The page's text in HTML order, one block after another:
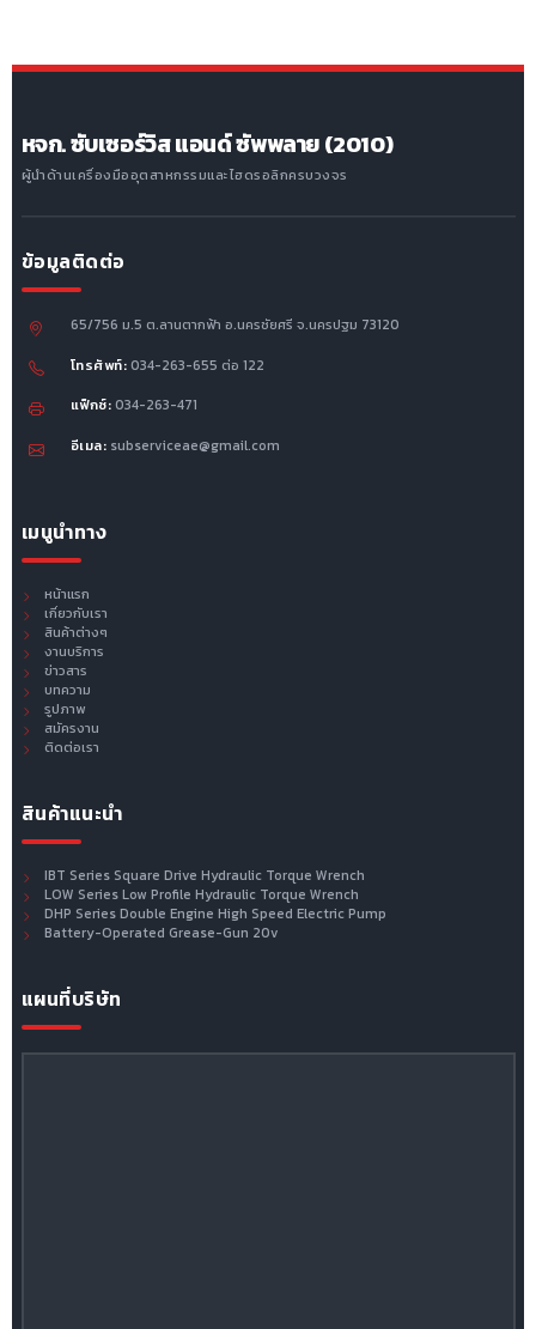
หจก. ซับเซอร์วิส แอนด์ ซัพพลาย (2010)
ผู้นำด้านเครื่องมืออุตสาหกรรมและไฮดรอลิกครบวงจร
ข้อมูลติดต่อ
65/756 ม.5 ต.ลานตากฟ้า อ.นครชัยศรี จ.นครปฐม 73120
โทรศัพท์: 034-263-655 ต่อ 122
แฟ็กซ์: 034-263-471
อีเมล: subserviceae@gmail.com
เมนูนำทาง
หน้าแรก
เกี่ยวกับเรา
สินค้าต่างๆ
งานบริการ
ข่าวสาร
บทความ
รูปภาพ
สมัครงาน
ติดต่อเรา
สินค้าแนะนำ
IBT Series Square Drive Hydraulic Torque Wrench
LOW Series Low Profile Hydraulic Torque Wrench
DHP Series Double Engine High Speed Electric Pump
Battery-Operated Grease-Gun 20v
แผนที่บริษัท